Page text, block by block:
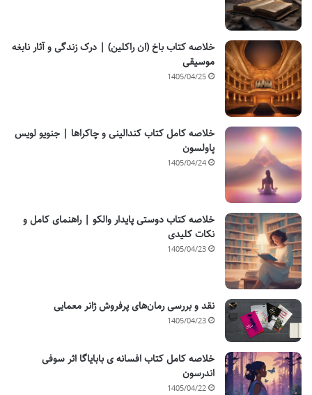
خلاصه کتاب باخ (ان راکلین) | درک زندگی و آثار نابغه
موسیقی
1405/04/25
خلاصه کامل کتاب کندالینی و چاکراها | جنویو لویس
پاولسون
1405/04/24
خلاصه کتاب دوستی پایدار والکو | راهنمای کامل و
نکات کلیدی
1405/04/23
نقد و بررسی رمان‌های پرفروش ژانر معمایی
1405/04/23
خلاصه کامل کتاب افسانه ی بابایاگا اثر سوفی
اندرسون
1405/04/22